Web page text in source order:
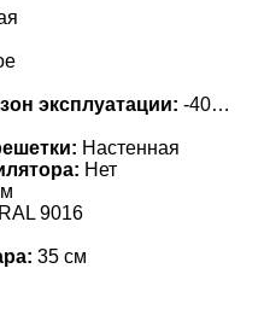
эксплуатации: -40…
Настенная
Нет
9016
35 см